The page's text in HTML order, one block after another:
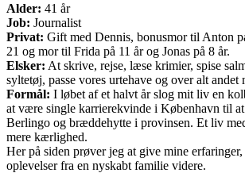
Alder: 41 år
Job: Journalist
Privat: Gift med Dennis, bonusmor til Anton
21 og mor til Frida på 11 år og Jonas på 8 år.
Elsker: At skrive, rejse, læse krimier, spise
syltetøj, passe vores urtehave og over alt andet
Formål: I løbet af et halvt år slog mit liv en
at være single karrierekvinde i København til
Berlingo og bræddehytte i provinsen. Et liv
mere kærlighed.
Her på siden prøver jeg at give mine
oplevelser fra en nyskabt familie videre.